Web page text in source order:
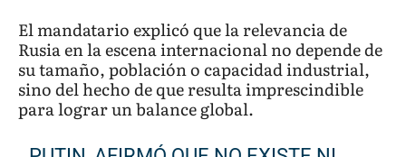
El mandatario explicó que la relevancia de
Rusia en la escena internacional no depende de
su tamaño, población o capacidad industrial,
sino del hecho de que resulta imprescindible
para lograr un balance global.